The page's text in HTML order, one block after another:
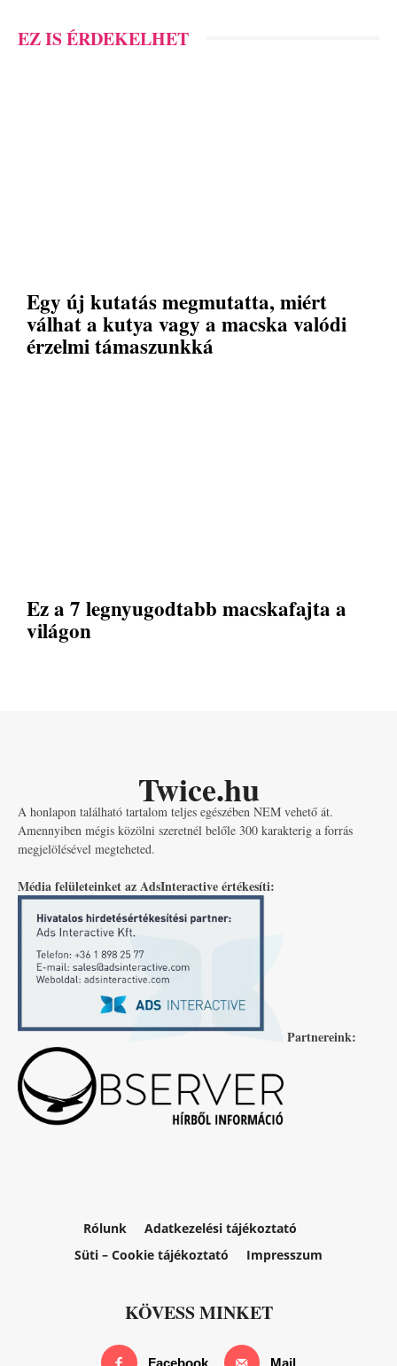
EZ IS ÉRDEKELHET
Egy új kutatás megmutatta, miért
válhat a kutya vagy a macska valódi
érzelmi támaszunkká
Ez a 7 legnyugodtabb macskafajta a
világon
Twice.hu
A honlapon található tartalom teljes egészében NEM vehető át.
Amennyiben mégis közölni szeretnél belőle 300 karakterig a forrás
megjelölésével megteheted.
Média felületeinket az AdsInteractive értékesíti:
Partnereink:
Rólunk
Adatkezelési tájékoztató
Süti – Cookie tájékoztató
Impresszum
KÖVESS MINKET
Facebook Mail